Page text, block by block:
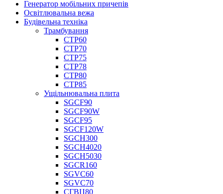
Генератор мобільних причепів
Освітлювальна вежа
Будівельна техніка
Трамбування
СТР60
СТР70
СТР75
СТР78
СТР80
СТР85
Ущільнювальна плита
SGCF90
SGCF90W
SGCF95
SGCF120W
SGCH300
SGCH4020
SGCH5030
SGCR160
SGVC60
SGVC70
СГВЦ80